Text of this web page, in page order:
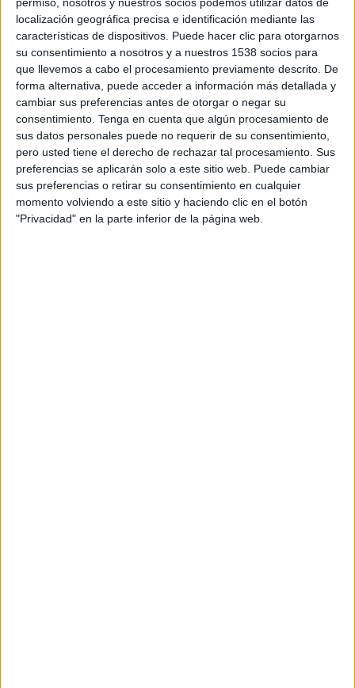
localización geográfica precisa e identificación mediante las
características de dispositivos. Puede hacer clic para otorgarnos
su consentimiento a nosotros y a nuestros 1538 socios para
que llevemos a cabo el procesamiento previamente descrito. De
forma alternativa, puede acceder a información más detallada y
cambiar sus preferencias antes de otorgar o negar su
consentimiento. Tenga en cuenta que algún procesamiento de
sus datos personales puede no requerir de su consentimiento,
pero usted tiene el derecho de rechazar tal procesamiento. Sus
preferencias se aplicarán solo a este sitio web. Puede cambiar
sus preferencias o retirar su consentimiento en cualquier
momento volviendo a este sitio y haciendo clic en el botón
"Privacidad" en la parte inferior de la página web.
TWEET
SHARE
SHARE
ENVIAR
PIN